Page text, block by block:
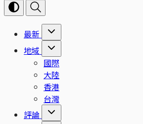
最新
地域
國際
大陸
香港
台灣
評論